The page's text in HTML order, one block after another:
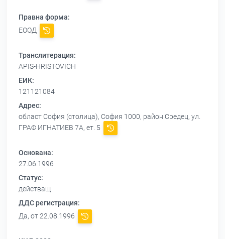
Правна форма:
ЕООД
Транслитерация:
APIS-HRISTOVICH
ЕИК:
121121084
Адрес:
област София (столица), София 1000, район Средец, ул.
ГРАФ ИГНАТИЕВ 7А, ет. 5
Основана:
27.06.1996
Статус:
действащ
ДДС регистрация:
Да, от 22.08.1996